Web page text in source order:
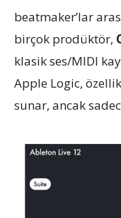
beatmaker’lar
birçok prodüktör,
klasik ses/MIDI
Apple Logic,
sunar, ancak